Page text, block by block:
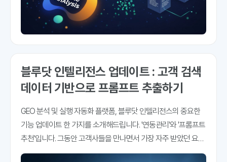
블루닷 인텔리전스 업데이트 : 고객 검색
데이터 기반으로 프롬프트 추출하기
GEO 분석 및 실행 자동화 플랫폼, 블루닷 인텔리전스의 중요한
기능 업데이트 한 가지를 소개해드립니다. '연동관리'와 '프롬프트
추천'입니다. 그동안 고객사들을 만나면서 가장 자주 받았던 요청
사항 중 하나를 꼽자면 '프롬프트는 어떻게 만들어야 하나요'입니